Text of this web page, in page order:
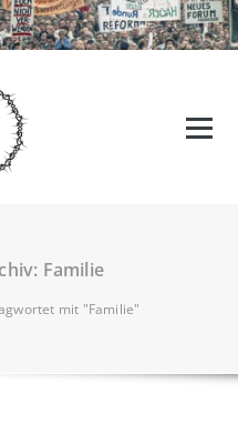
Familie
mit "Familie"